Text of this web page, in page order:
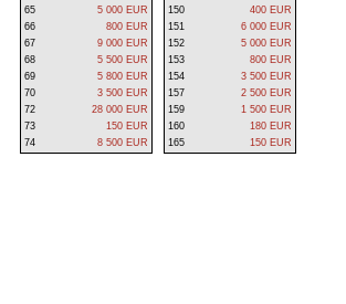
65
5 000 EUR
66
800 EUR
67
9 000 EUR
68
5 500 EUR
69
5 800 EUR
70
3 500 EUR
72
28 000 EUR
73
150 EUR
74
8 500 EUR
150
400 EUR
151
6 000 EUR
152
5 000 EUR
153
800 EUR
154
3 500 EUR
157
2 500 EUR
159
1 500 EUR
160
180 EUR
165
150 EUR